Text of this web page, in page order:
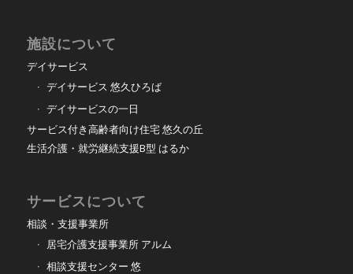
施設について
デイサービス
デイサービス 悠久ひろば
デイサービスの一日
サービス付き高齢者向け住宅 悠久の丘
生活介護・就労継続支援B型 はるか
サービスについて
相談・支援事業所
居宅介護支援事業所 アルム
相談支援センター 悠